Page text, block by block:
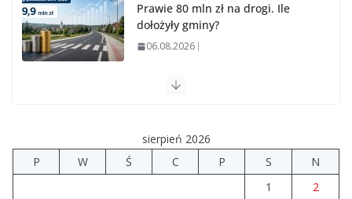
Prawie 80 mln zł na drogi. Ile
dołożyły gminy?
06.08.2026
Szkoła we Władysławowie przechodzi modernizację
Prawie 20 tys. zł dla dyrektora szpitala. Podwyżka
mimo finansowych problemów
sierpień 2026
P
W Ś C P S
N
1
2